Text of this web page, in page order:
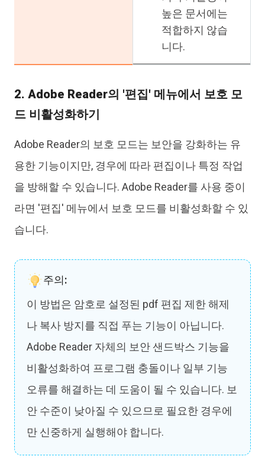
높은 문서에는
적합하지 않습
니다.
2. Adobe Reader의 '편집' 메뉴에서 보호 모
드 비활성화하기
Adobe Reader의 보호 모드는 보안을 강화하는 유
용한 기능이지만, 경우에 따라 편집이나 특정 작업
을 방해할 수 있습니다. Adobe Reader를 사용 중이
라면 '편집' 메뉴에서 보호 모드를 비활성화할 수 있
습니다.
주의:
이 방법은 암호로 설정된 pdf 편집 제한 해제
나 복사 방지를 직접 푸는 기능이 아닙니다.
Adobe Reader 자체의 보안 샌드박스 기능을
비활성화하여 프로그램 충돌이나 일부 기능
오류를 해결하는 데 도움이 될 수 있습니다. 보
안 수준이 낮아질 수 있으므로 필요한 경우에
만 신중하게 실행해야 합니다.